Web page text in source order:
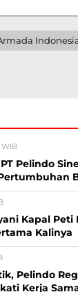
WIB
Pelindo
Kapal Peti
Kalinya
Pelindo
Kerja